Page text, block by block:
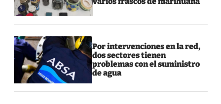
Por intervenciones en la red,
dos sectores tienen
problemas con el suministro
de agua